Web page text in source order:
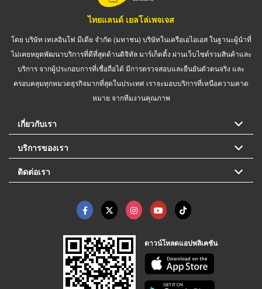
ไทยแลนด์ เยลโล่เพจเจส
โดย บริษัท เทเลอินโฟ มีเดีย จำกัด (มหาชน) บริษัทในเครือเอไอเอส ในฐานะผู้นำที่
ไม่เคยหยุดพัฒนาบริการที่ดีที่สุดด้านดิจิทัล มาร์เก็ตติ้ง ผ่านเว็บไซต์รวมสินค้าและ
บริการ จากผู้ประกอบการที่เชื่อถือได้ มีการตรวจสอบและยืนยันตัวตนจริง และ
ครอบคลุมทุกหมวดธุรกิจมากที่สุดในประเทศ เราจะมอบบริการที่เหนือความคาด
หมาย จากทีมงานคุณภาพ
เกี่ยวกับเรา
บริการของเรา
ติดต่อเรา
ดาวน์โหลดแอปพลิเคชัน